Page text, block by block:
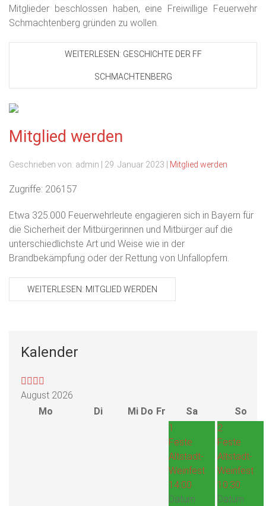
Mitglieder beschlossen haben, eine Freiwillige Feuerwehr
Schmachtenberg gründen zu wollen.
WEITERLESEN: GESCHICHTE DER FF
SCHMACHTENBERG
Mitglied werden
Geschrieben von: admin 29. Januar 2023 Mitglied werden
Zugriffe: 206157
Etwa 325.000 Feuerwehrleute engagieren sich in Bayern für
die Sicherheit der Mitbürgerinnen und Mitbürger auf die
unterschiedlichste Art und Weise wie in der
Brandbekämpfung oder der Rettung von Unfallopfern.
WEITERLESEN: MITGLIED WERDEN
Kalender
August 2026
Mo
Di Mi Do Fr Sa
So
1
Feste
Altstadt-
Weinfest
14:00
Datum :
2
Feste
Altstadt-
Weinfest
10:30
Datum :